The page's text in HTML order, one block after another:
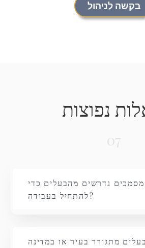
בקשה לניהול
נפוצות
מסמכים נדרשים מהבעלים כדי
להתחיל בעבודה?
מתגורר בעיר או במדינה